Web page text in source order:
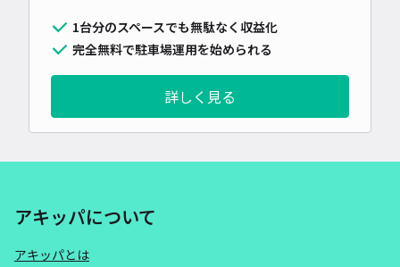
1台分のスペースでも無駄なく収益化
完全無料で駐車場運用を始められる
詳しく見る
アキッパについて
アキッパとは